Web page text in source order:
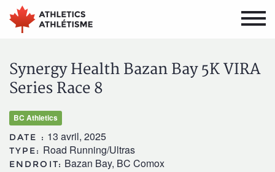
Aller
au
menu
Aller
au
contenu
Synergy Health Bazan Bay 5K VIRA
Series Race 8
BC Athletics
DATE : 13 avril, 2025
TYPE: Road Running/Ultras
ENDROIT: Bazan Bay, BC Comox